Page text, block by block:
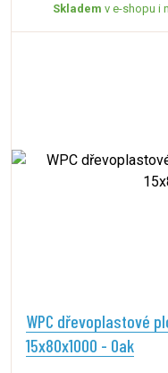
Skladem v e-shopu i
WPC dřevoplastové
15x80x1000 - Oak